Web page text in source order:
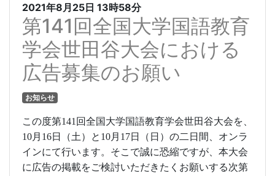
2021年8月25日 13時58分
第141回全国大学国語教育
学会世田谷大会における
広告募集のお願い
お知らせ
この度第141 回全国大学国語教育学会世田谷大会を、
10月 16日（土）と 10月 17日（日）の二日間、オンラ
インにて行います。そこで誠に恐縮ですが、本大会
に広告の掲載をご検討いただきたくお願いする次第